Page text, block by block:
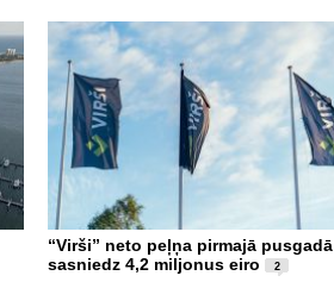
“Virši” neto peļņa pirmajā pusgadā
sasniedz 4,2 miljonus eiro
2